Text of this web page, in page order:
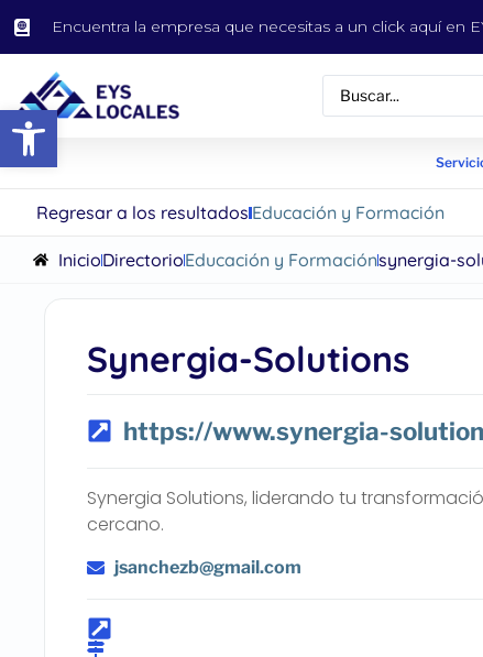
Abrir barra de herramientas
Encuentra la empresa que necesitas a un click aquí en
Regresar a los resultadosEducación y Formación
InicioDirectorioEducación y Formaciónsynergia-
Synergia-Solutions
https://www.synergia-
Synergia Solutions, liderando tu
cercano.
jsanchezb@gmail.com